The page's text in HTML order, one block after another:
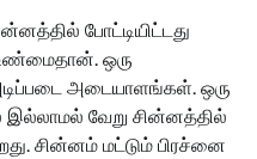
போட்டியிட்டது
ஒரு
அடையாளங்கள். ஒரு
வேறு சின்னத்தில்
சின்னம் மட்டும் பிரச்னை